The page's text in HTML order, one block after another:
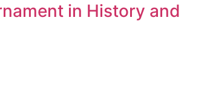
in History and